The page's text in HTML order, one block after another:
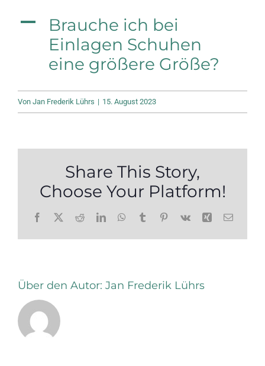
A
Brauche ich bei
Einlagen Schuhen
eine größere Größe?
Von Jan Frederik Lührs | 15. August 2023
Share This Story,
Choose Your Platform!
Facebook
X RedditLinkedInWhatsApp
TumblrPinterest
Vk Xing E-
Über den Autor: Jan Frederik Lührs